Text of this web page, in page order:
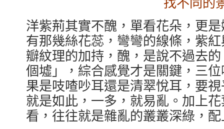
洋紫荊其實不醜，單看花朵，更
有那幾絲花蕊，彎彎的線條，紫
瓣紋理的加持，醜，是說不過去
個墟」，綜合感覺才是關鍵，三
果是吱喳吵耳還是清翠悅耳，要
就是如此，一多，就易亂。加上
看，往往就是雜亂的叢叢深綠，